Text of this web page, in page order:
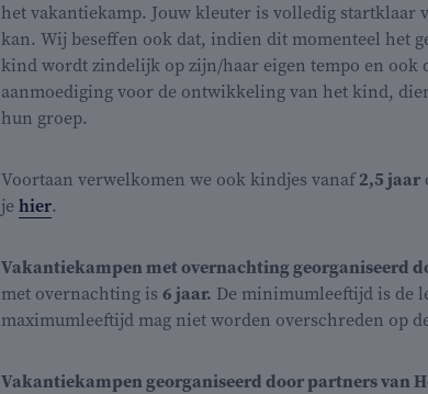
het vakantiekamp. Jouw kleuter is volledig
kan. Wij beseffen ook dat, indien dit momenteel het
kind wordt zindelijk op zijn/haar eigen tempo en ook
aanmoediging voor de ontwikkeling van het kind,
hun groep.
Voortaan verwelkomen we ook kindjes vanaf2,5 jaar
je hier.
Vakantiekampen met overnachting georganiseerd
met overnachting is 6 jaar. De minimumleeftijd is de
maximumleeftijd mag niet worden overschreden op
Vakantiekampen georganiseerd door partners van